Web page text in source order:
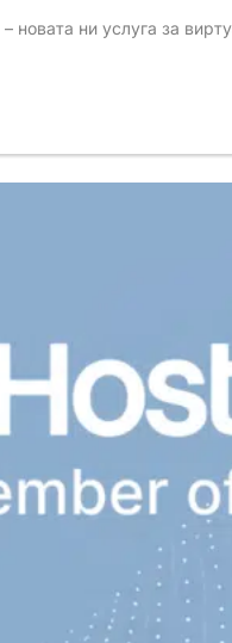
ни услуга за